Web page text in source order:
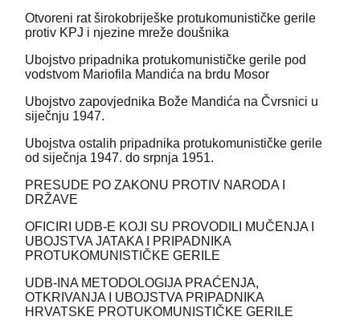
Otvoreni rat širokobriješke protukomunističke gerile
protiv KPJ i njezine mreže doušnika
Ubojstvo pripadnika protukomunističke gerile pod
vodstvom Mariofila Mandića na brdu Mosor
Ubojstvo zapovjednika Bože Mandića na Čvrsnici u
siječnju 1947.
Ubojstva ostalih pripadnika protukomunističke gerile
od siječnja 1947. do srpnja 1951.
PRESUDE PO ZAKONU PROTIV NARODA I
DRŽAVE
OFICIRI UDB-E KOJI SU PROVODILI MUČENJA I
UBOJSTVA JATAKA I PRIPADNIKA
PROTUKOMUNISTIČKE GERILE
UDB-INA METODOLOGIJA PRAĆENJA,
OTKRIVANJA I UBOJSTVA PRIPADNIKA
HRVATSKE PROTUKOMUNISTIČKE GERILE